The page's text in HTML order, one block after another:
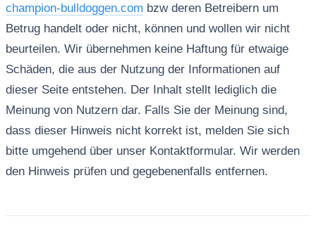
champion-bulldoggen.com bzw deren Betreibern um
Betrug handelt oder nicht, können und wollen wir nicht
beurteilen. Wir übernehmen keine Haftung für etwaige
Schäden, die aus der Nutzung der Informationen auf
dieser Seite entstehen. Der Inhalt stellt lediglich die
Meinung von Nutzern dar. Falls Sie der Meinung sind,
dass dieser Hinweis nicht korrekt ist, melden Sie sich
bitte umgehend über unser Kontaktformular. Wir werden
den Hinweis prüfen und gegebenenfalls entfernen.